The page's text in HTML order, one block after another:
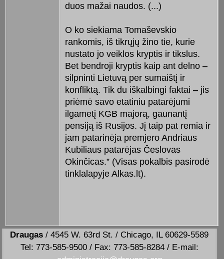
duos mažai naudos. (...)
O ko siekiama Tomaševskio
rankomis, iš tikrųjų žino tie, kurie
nustato jo veiklos kryptis ir tikslus.
Bet bendroji kryptis kaip ant delno –
silpninti Lietuvą per sumaištį ir
konfliktą. Tik du iškalbingi faktai – jis
priėmė savo etatiniu patarėjumi
ilgametį KGB majorą, gaunantį
pensiją iš Rusijos. Jį taip pat remia ir
jam patarinėja premjero Andriaus
Kubiliaus patarėjas Česlovas
Okinčicas.” (Visas pokalbis pasirodė
tinklalapyje Alkas.lt).
Draugas / 4545 W. 63rd St. / Chicago, IL 60629-5589
Tel: 773-585-9500 / Fax: 773-585-8284 / E-mail: